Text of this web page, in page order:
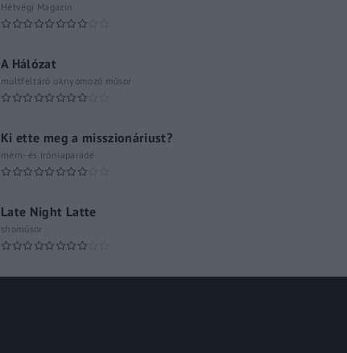
Hétvégi Magazin
A Hálózat
múltfeltáró oknyomozó műsor
Ki ette meg a misszionáriust?
mém- és iróniaparádé
Late Night Latte
shoműsor